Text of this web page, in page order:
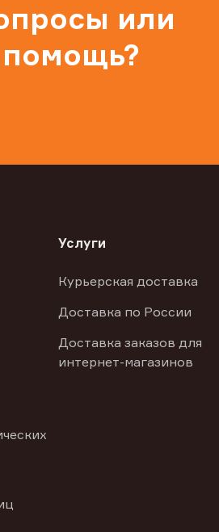
или
Услуги
Курьерская доставка
Доставка по России
Доставка заказов для
интернет-магазинов